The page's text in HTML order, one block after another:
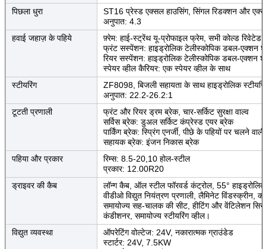
पिछला धुरा
ST16 प्रेस्ड एक्सल हाउसिंग, सिंगल रिडक्शन और
अनुपात: 4.3
हवाई जहाज़ के पहिये
फ़्रेम: हाई-स्ट्रेंथ यू-प्रोफाइल फ्रेम, सभी कोल्ड रिवेटेड
फ्रंट सस्पेंशन: हाइड्रोलिक टेलीस्कोपिक डबल-एक्शन
रियर सस्पेंशन: हाइड्रोलिक टेलीस्कोपिक डबल-एक्शन
स्पेयर व्हील कैरियर: एक स्पेयर व्हील के साथ
स्टीयरिंग
ZF8098, बिजली सहायता के साथ हाइड्रोलिक
अनुपात: 22.2-26.2:1
टूटती प्रणाली
फ्रंट और रियर ड्रम ब्रेक, चार-सर्किट सुरक्षा वाल्व
सर्विस ब्रेक: डुअल सर्किट कंप्रेस्ड एयर ब्रेक
पार्किंग ब्रेक: स्प्रिंग एनर्जी, पीछे के पहियों पर चलने
सहायक ब्रेक: इंजन निकास ब्रेक
पहिया और प्रकार
रिम्स: 8.5-20,10 होल-स्टील
प्रकार: 12.00R20
ड्राइवर की कैब
लॉन्ग कैब, ऑल स्टील फॉरवर्ड कंट्रोल, 55°
वीडीओ विद्युत नियंत्रण प्रणाली, लैमिनेट विंडस्क्रीन,
समायोज्य सह-चालक की सीट, हीटिंग और वेंटिलेशन
कंडीशनर, समायोज्य स्टीयरिंग व्हील।
विद्युत व्यवस्था
ऑपरेटिंग वोल्टेज: 24V, नकारात्मक ग्राउंडेड
स्टार्टर: 24V, 7.5KW